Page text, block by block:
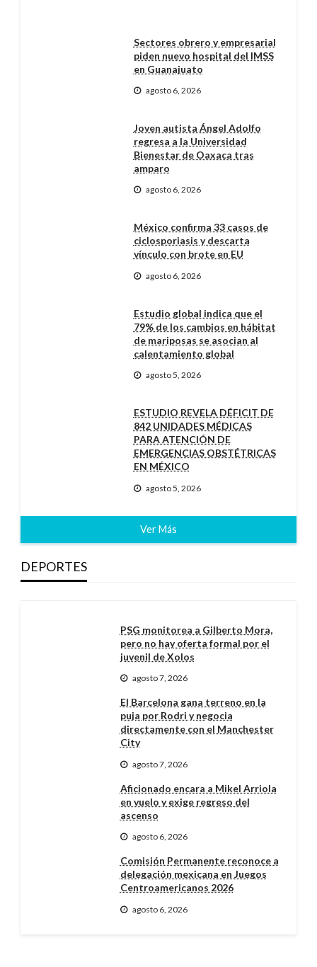
Sectores obrero y empresarial
piden nuevo hospital del IMSS
en Guanajuato
agosto 6, 2026
Joven autista Ángel Adolfo
regresa a la Universidad
Bienestar de Oaxaca tras
amparo
agosto 6, 2026
México confirma 33 casos de
ciclosporiasis y descarta
vínculo con brote en EU
agosto 6, 2026
Estudio global indica que el
79% de los cambios en hábitat
de mariposas se asocian al
calentamiento global
agosto 5, 2026
ESTUDIO REVELA DÉFICIT DE
842 UNIDADES MÉDICAS
PARA ATENCIÓN DE
EMERGENCIAS OBSTÉTRICAS
EN MÉXICO
agosto 5, 2026
Ver Más
DEPORTES
PSG monitorea a Gilberto Mora,
pero no hay oferta formal por el
juvenil de Xolos
agosto 7, 2026
El Barcelona gana terreno en la
puja por Rodri y negocia
directamente con el Manchester
City
agosto 7, 2026
Aficionado encara a Mikel Arriola
en vuelo y exige regreso del
ascenso
agosto 6, 2026
Comisión Permanente reconoce a
delegación mexicana en Juegos
Centroamericanos 2026
agosto 6, 2026